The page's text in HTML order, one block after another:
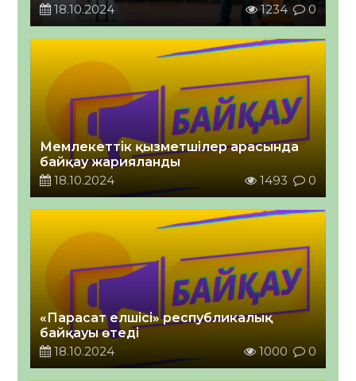
18.10.2024
1234 0
Мемлекеттік қызметшілер арасында
байқау жарияланды
18.10.2024
1493 0
«Парасат елшісі» республикалық
байқауы өтеді
18.10.2024
1000 0